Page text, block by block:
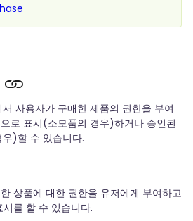
사용자가 구매한 제품의 권한을 부여
로 표시(소모품의 경우)하거나 승인된
)할 수 있습니다.
상품에 대한 권한을 유저에게 부여하고
를 할 수 있습니다.